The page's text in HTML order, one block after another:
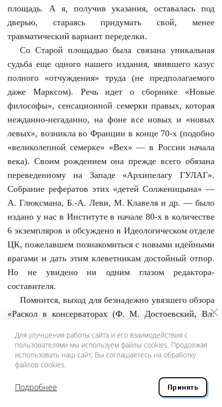
площадь. А я, получив указания, оставалась под
дверью, стараясь придумать свой, менее
травматический вариант переделки.
Со Старой площадью была связана уникальная
судьба еще одного нашего издания, явившего казус
полного «отчуждения» труда (не предполагаемого
даже Марксом). Речь идет о сборнике «Новые
философы», сенсационной семерки правых, которая
нежданно-негаданно, на фоне все новых и «новых
левых», возникла во Франции в конце 70-х (подобно
«великолепной семерке» «Вех» — в России начала
века). Своим рождением она прежде всего обязана
переведенному на Западе «Архипелагу ГУЛАГ».
Собрание рефератов этих «детей Солженицына» —
А. Глюксмана, Б.-А. Леви, М. Клавеля и др. — было
издано у нас в Институте в начале 80-х в количестве
6 экземпляров и обсуждено в Идеологическом отделе
ЦК, пожелавшем познакомиться с новыми идейными
врагами и дать этим клеветникам достойный отпор.
Но не увидено ни одним глазом редактора-
составителя.
Помнится, выход для безнадежно увязшего обзора
«Раскол в консерваторах (Ф. М. Достоевский, Вл.
Победоносцев в споре об общественном идеале)»
был найден на путях еще одной методы — подловить
момент, когда наш куратор отправится в отпуск, и
принести работу на подпись замещавшему его
должностному лицу: замдиректора Л. К.
Для улучшения работы сайта и его взаимодействия с
пользователями мы используем файлы cookies. Продолжая
использовать наш сайт, Вы соглашаетесь на обработку
файлов cookies.
Подробнее Принять